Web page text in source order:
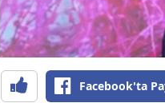
Facebook'ta